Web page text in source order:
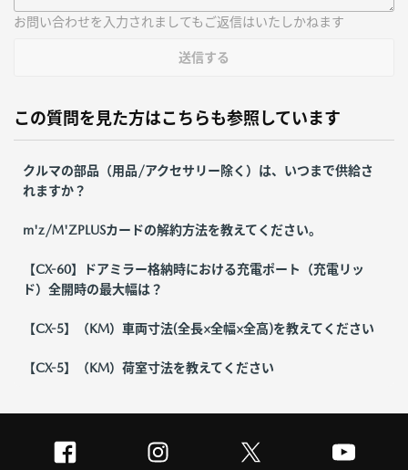
お問い合わせを入力されましてもご返信はいたしかねます
送信する
この質問を見た方はこちらも参照しています
クルマの部品（用品/アクセサリー除く）は、いつまで供給さ
れますか？
m'z/M'ZPLUSカードの解約方法を教えてください。
【CX-60】ドアミラー格納時における充電ポート（充電リッ
ド）全開時の最大幅は？
【CX-5】（KM）車両寸法(全長×全幅×全高)を教えてください
【CX-5】（KM）荷室寸法を教えてください